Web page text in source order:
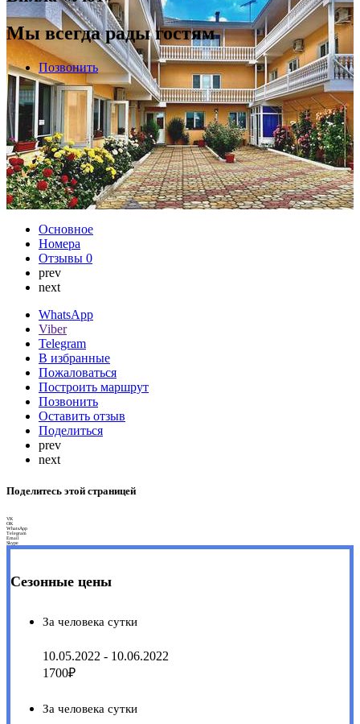
Мы всегда рады гостям
Позвонить
Основное
Номера
Отзывы 0
prev
next
WhatsApp
Viber
Telegram
В избранные
Пожаловаться
Построить маршрут
Позвонить
Оставить отзыв
Поделиться
prev
next
Поделитесь этой страницей
VK
OK
WhatsApp
Telegram
Email
Skype
Сезонные цены
За человека сутки
10.05.2022 - 10.06.2022
1700₽
За человека сутки